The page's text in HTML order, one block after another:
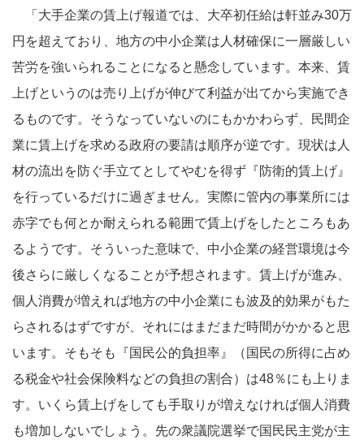
「大手企業の賃上げ報道では、大卒初任給は軒並み30万
円を超えており、地方の中小企業は人材確保に一層厳しい
苦労を強いられることになると懸念しています。本来、賃
上げというのは売り上げが伸びて利益が出てから実施でき
るものです。そうなっていないのにもかかわらず、民間企
業に賃上げを求める政府の要請は順序が逆です。現状は人
材の流出を防ぐ手立てとしてやむを得ず『防衛的賃上げ』
を行っているだけに過ぎません。実際に管内の事業所には
赤字でも何とか耐えられる範囲で賃上げをしたところもあ
るようです。そういった意味で、中小企業の経営環境は今
後さらに厳しくなることが予想されます。賃上げが進み、
個人消費が増えれば地方の中小企業にも波及的効果がもた
らされるはずですが、それにはまだまだ時間がかかると思
います。そもそも『国民公的負担率』（国民の所得に占め
る税金や社会保険料などの負担の割合）は48％にも上りま
す。いくら賃上げをしても手取りが増えなければ個人消費
も増加しないでしょう。先の衆議院選挙で国民民主党が主